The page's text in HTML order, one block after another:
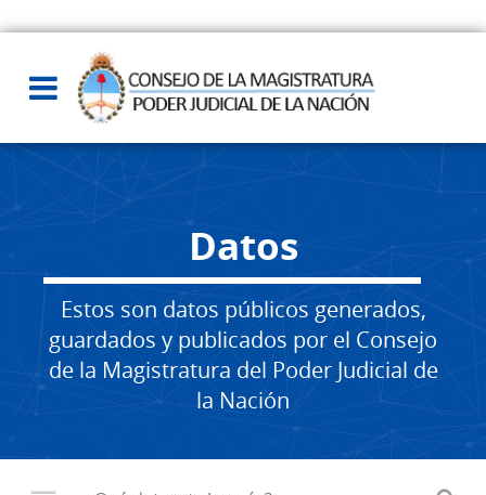
Datos
Estos son datos públicos generados,
guardados y publicados por el Consejo
de la Magistratura del Poder Judicial de
la Nación